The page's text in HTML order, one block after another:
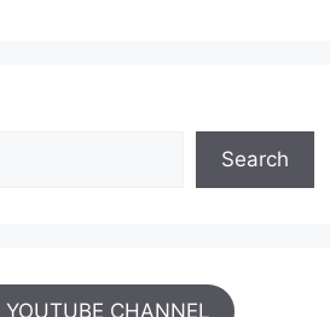
Search
YOUTUBE CHANNEL